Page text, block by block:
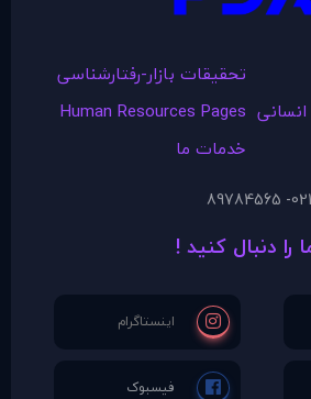
تحقیقات بازار-رفتارشناسی
انسانی Human Resources Pages
خدمات ما
021- 89784565
را دنبال کنید !